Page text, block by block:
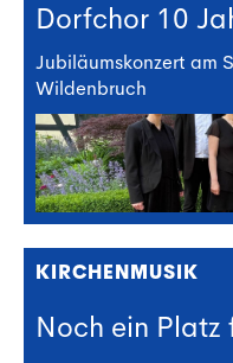
Dorfchor 10
Jubiläumskonzert am
Wildenbruch
KIRCHENMUSIK
Noch ein Platz